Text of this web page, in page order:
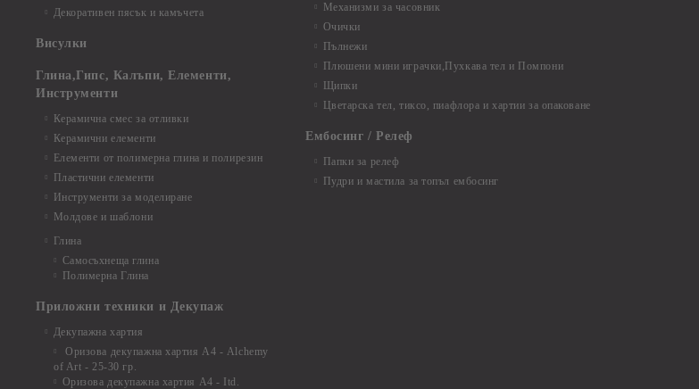
Декоративен пясък и камъчета
Висулки
Глина,Гипс, Калъпи, Елементи,
Инструменти
Керамична смес за отливки
Керамични елементи
Елементи от полимерна глина и полирезин
Пластични елементи
Инструменти за моделиране
Молдове и шаблони
Глина
Самосъхнеща глина
Полимерна Глина
Приложни техники и Декупаж
Декупажна хартия
Оризова декупажна хартия А4 - Alchemy
of Art - 25-30 гр.
Оризова декупажна хартия А4 - Itd.
Механизми за часовник
Очички
Пълнежи
Плюшени мини играчки,Пухкава тел и Помпони
Щипки
Цветарска тел, тиксо, пиафлора и хартии за опаковане
Ембосинг / Релеф
Папки за релеф
Пудри и мастила за топъл ембосинг